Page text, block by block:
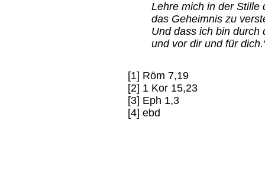
Lehre mich in der Stille
das Geheimnis zu
Und dass ich bin durch
und vor dir und für
[1] Röm 7,19
[2] 1 Kor 15,23
[3] Eph 1,3
[4] ebd